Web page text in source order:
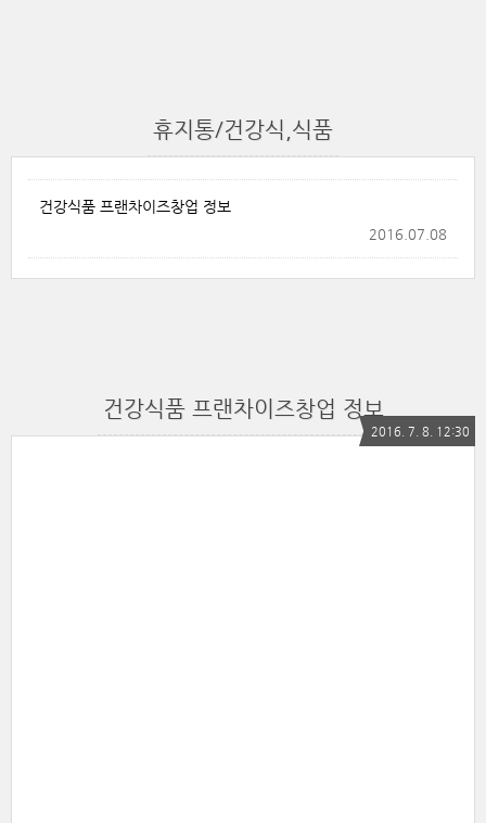
휴지통/건강식,식품
건강식품 프랜차이즈창업 정보
2016.07.08
건강식품 프랜차이즈창업 정보
2016. 7. 8. 12:30